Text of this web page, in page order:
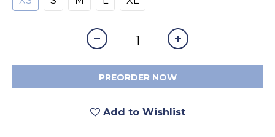
PREORDER NOW
Add to Wishlist